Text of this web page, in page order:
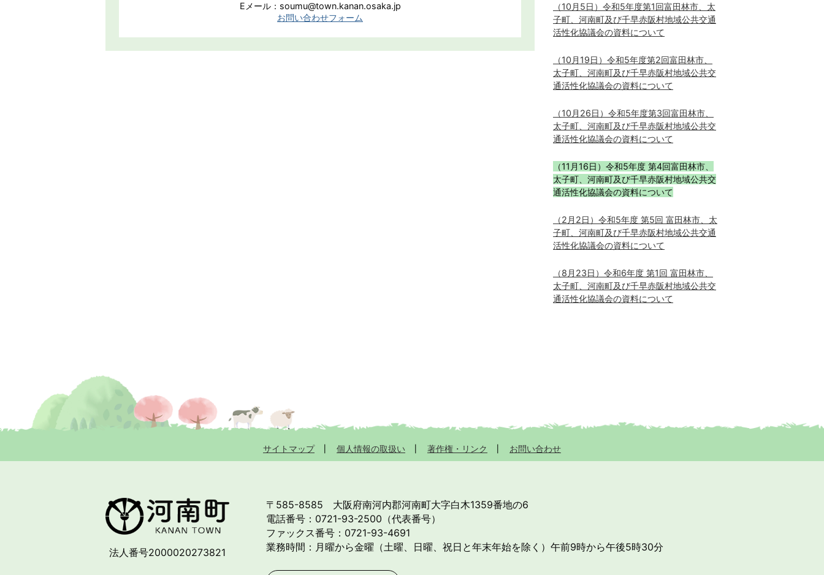
Eメール：soumu@town.kanan.osaka.jp
お問い合わせフォーム
（10月5日）令和5年度第1回富田林市、太
子町、河南町及び千早赤阪村地域公共交通
活性化協議会の資料について
（10月19日）令和5年度第2回富田林市、
太子町、河南町及び千早赤阪村地域公共交
通活性化協議会の資料について
（10月26日）令和5年度第3回富田林市、
太子町、河南町及び千早赤阪村地域公共交
通活性化協議会の資料について
（11月16日）令和5年度 第4回富田林市、
太子町、河南町及び千早赤阪村地域公共交
通活性化協議会の資料について
（2月2日）令和5年度 第5回 富田林市、太
子町、河南町及び千早赤阪村地域公共交通
活性化協議会の資料について
（8月23日）令和6年度 第1回 富田林市、
太子町、河南町及び千早赤阪村地域公共交
通活性化協議会の資料について
サイトマップ 個人情報の取扱い 著作権・リンク お問い合わせ
法人番号2000020273821
〒585-8585 大阪府南河内郡河南町大字白木1359番地の6
電話番号：0721-93-2500（代表番号）
ファックス番号：0721-93-4691
業務時間：月曜から金曜（土曜、日曜、祝日と年末年始を除く）午前9時から午後5時30分